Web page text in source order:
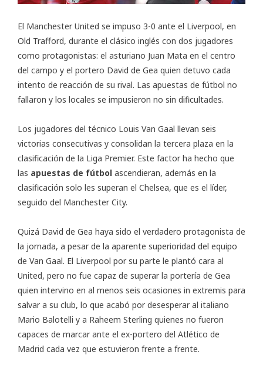
El Manchester United se impuso 3-0 ante el Liverpool, en
Old Trafford, durante el clásico inglés con dos jugadores
como protagonistas: el asturiano Juan Mata en el centro
del campo y el portero David de Gea quien detuvo cada
intento de reacción de su rival. Las apuestas de fútbol no
fallaron y los locales se impusieron no sin dificultades.
Los jugadores del técnico Louis Van Gaal llevan seis
victorias consecutivas y consolidan la tercera plaza en la
clasificación de la Liga Premier. Este factor ha hecho que
las apuestas de fútbol ascendieran, además en la
clasificación solo les superan el Chelsea, que es el líder,
seguido del Manchester City.
Quizá David de Gea haya sido el verdadero protagonista de
la jornada, a pesar de la aparente superioridad del equipo
de Van Gaal. El Liverpool por su parte le plantó cara al
United, pero no fue capaz de superar la portería de Gea
quien intervino en al menos seis ocasiones in extremis para
salvar a su club, lo que acabó por desesperar al italiano
Mario Balotelli y a Raheem Sterling quienes no fueron
capaces de marcar ante el ex-portero del Atlético de
Madrid cada vez que estuvieron frente a frente.